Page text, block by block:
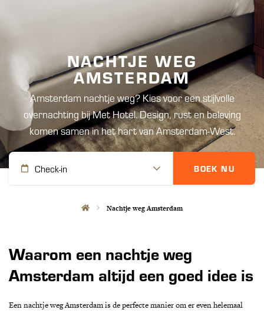
NACHTJE WEG
AMSTERDAM
Amsterdam nachtje weg? Kies voor een stijlvolle
overnachting bij Met Hotel. Design, rust en beleving
komen samen in het hart van Amsterdam-West.
Check-in BOEK NU
Nachtje weg Amsterdam
Waarom een nachtje weg
Amsterdam altijd een goed idee is
Een nachtje weg Amsterdam is de perfecte manier om er even helemaal